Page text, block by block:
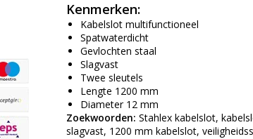
Kenmerken:
Kabelslot multifunctioneel
Spatwaterdicht
Gevlochten staal
Slagvast
Twee sleutels
Lengte 1200 mm
Diameter 12 mm
Zoekwoorden: Stahlex kabelslot,
slagvast, 1200 mm kabelslot,